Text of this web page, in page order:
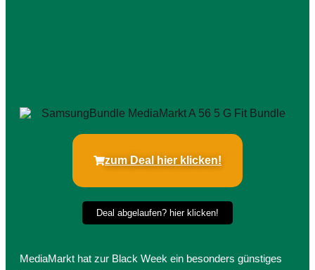
zum Deal hier klicken!
Deal abgelaufen? hier klicken!
MediaMarkt hat zur Black Week ein besonders günstiges